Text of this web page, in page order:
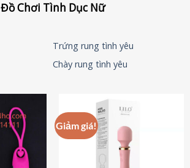
Đồ Chơi Tình Dục Nữ
Trứng rung tình yêu
Chày rung tình yêu
Giảm giá!